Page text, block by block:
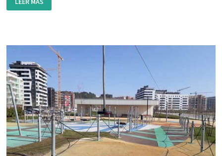
EN
EL
LEER MÁS